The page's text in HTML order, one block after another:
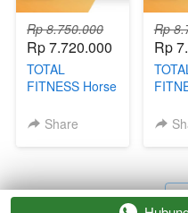
Rp 8.750.000
Rp 7.720.000
TOTAL
FITNESS Horse
Outdoor
Share
Rp
Rp
`